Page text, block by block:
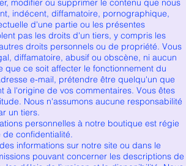
modifier ou supprimer le contenu que nous
indécent, diffamatoire, pornographique,
d'une partie ou les présentes
pas les droits d'un tiers, y compris les
droits personnels ou de propriété. Vous
diffamatoire, abusif ou obscène, ni aucun
ce soit affecter le fonctionnement du
e-mail, prétendre être quelqu'un que
à l'origine de vos commentaires. Vous êtes
Nous n'assumons aucune responsabilité
un tiers.
personnelles à notre boutique est régie
confidentialité.
informations sur notre site ou dans le
pouvant concerner les descriptions de